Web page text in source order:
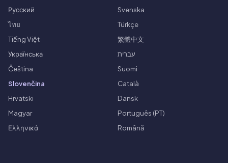
Русский
Svenska
ไทย
Türkçe
Tiếng Việt
繁體中文
Українська
עברית
Čeština
Suomi
Slovenčina
Català
Hrvatski
Dansk
Magyar
Português (PT)
Ελληνικά
Română